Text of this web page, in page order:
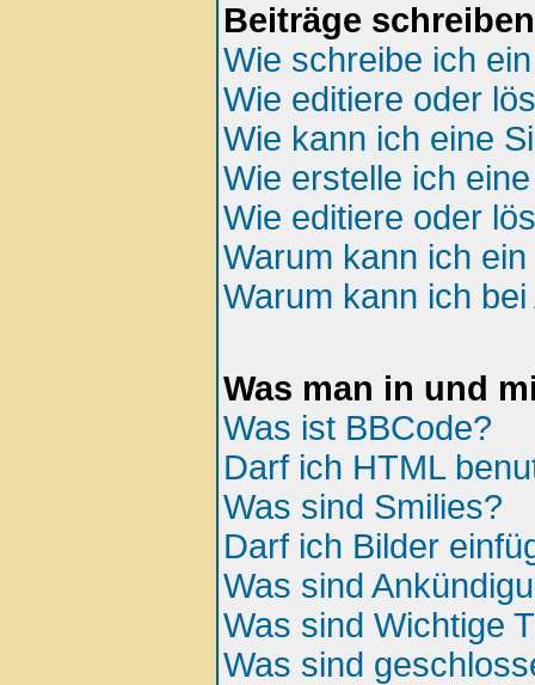
Beiträge schreiben
Wie schreibe ich
Wie editiere oder
Wie kann ich eine
Wie erstelle ich
Wie editiere oder
Warum kann ich
Warum kann ich
Was man in und
Was ist BBCode?
Darf ich HTML
Was sind Smilies?
Darf ich Bilder
Was sind
Was sind Wichtige
Was sind